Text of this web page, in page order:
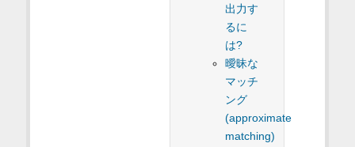
出力す
るに
は?
曖昧な
マッチ
ング
(approximate
matching)